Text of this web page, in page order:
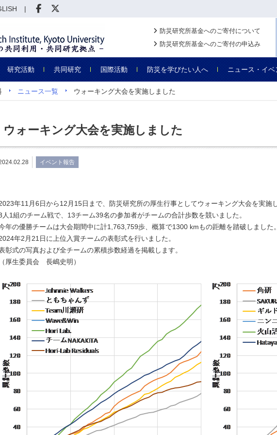
防災研究所基金へのご寄付について
防災研究所基金へのご寄付の申込み
研究活動 共同研究 国際活動 防災を学びたい人へ ニュース・イ
ニュース一覧 ウォーキング大会を実施しました
ウォーキング大会を実施しました
イベント報告
年11月6日から12月15日まで、防災研究所の厚生行事としてウォーキング大会を実施
人1組のチーム戦で、13チーム39名の参加者がチームの合計歩数を競いました。
年の優勝チームは大会期間中に計1,763,759歩、概算で1300 kmもの距離を踏破しました
年2月21日に上位入賞チームの表彰式を行いました。
彰式の写真および全チームの累積歩数経過を掲載します。
（厚生委員会 長嶋史明）